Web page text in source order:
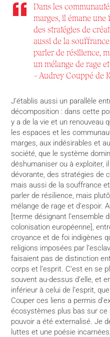
Dans les
marges, il émane
des stratégies de
aussi de la souffrance
parler de résilience,
un mélange de rage et
– Audrey Couppé de
J’établis aussi un parallèle
décomposition : dans cette
y a de la vie et un renouveau
les espaces et les
marges, aux indésirables et
société, que le système
déshumaniser ou à exploiter,
dévorante, des stratégies de
mais aussi de la souffrance
parler de résilience, mais
mélange de rage et d’espoir.
[terme désignant l’ensemble
colonisation européenne],
croyance et de foi indigènes
religions imposées par
faisaient pas de distinction
corps et l’esprit. C’est en se
souvent au-dessus d’elle, et
inférieur à celui de l’esprit,
Couper ces liens a permis
écosystèmes plus bas sur
pouvoir a été externalisé. Je
luttes et une poésie